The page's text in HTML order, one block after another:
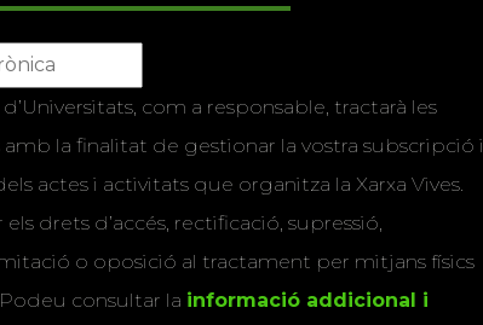
d’Universitats, com a responsable, tractarà les
la finalitat de gestionar la vostra subscripció i
actes i activitats que organitza la Xarxa Vives.
drets d’accés, rectificació, supressió,
o oposició al tractament per mitjans físics
consultar la informació addicional i